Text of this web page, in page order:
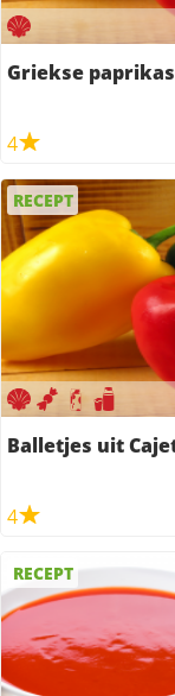
Griekse
4
RECEPT
Balletjes
4
RECEPT